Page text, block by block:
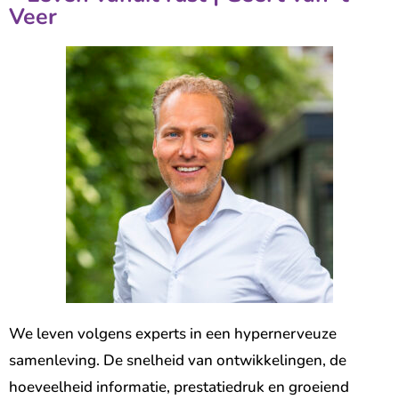
Veer
We leven volgens experts in een hypernerveuze
samenleving. De snelheid van ontwikkelingen, de
hoeveelheid informatie, prestatiedruk en groeiend